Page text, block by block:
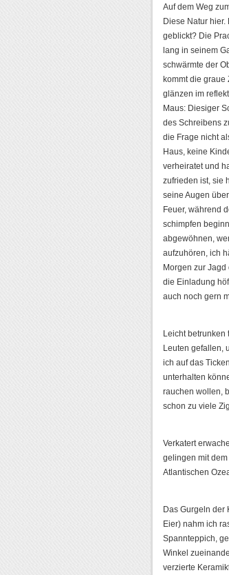
Auf dem Weg
Diese Natur
geblickt? Die
lang in seinem
schwärmte der
kommt die graue
glänzen im
Maus: Diesiger
des Schreibens
die Frage nicht
Haus, keine
verheiratet und
zufrieden ist, sie
seine Augen
Feuer, während
schimpfen
abgewöhnen,
aufzuhören, ich
Morgen zur Jagd
die Einladung
auch noch gern
Leicht
Leuten gefallen,
ich auf das
unterhalten
rauchen wollen,
schon zu viele
Verkatert
gelingen mit
Atlantischen
Das Gurgeln der
Eier) nahm ich
Spannteppich,
Winkel
verzierte